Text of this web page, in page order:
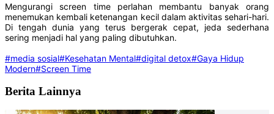
Mengurangi screen time perlahan membantu banyak orang
menemukan kembali ketenangan kecil dalam aktivitas sehari-hari.
Di tengah dunia yang terus bergerak cepat, jeda sederhana
sering menjadi hal yang paling dibutuhkan.
#media sosial#Kesehatan Mental#digital detox#Gaya Hidup
Modern#Screen Time
Berita Lainnya